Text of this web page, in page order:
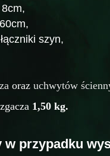
szyn,
oraz uchwytów
1,50 kg.
w przypadku